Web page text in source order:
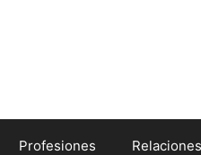
Profesiones